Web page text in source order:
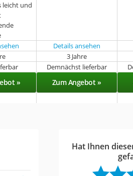
leicht und
Details ansehen
3 Jahre
Demnächst lieferbar
» Zum Angebot »
Hat Ihnen